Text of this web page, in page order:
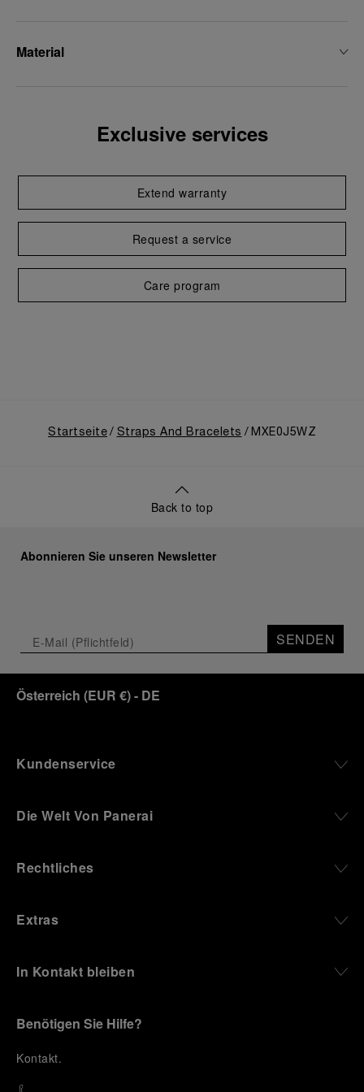
Material
Exclusive services
Extend warranty
Request a service
Care program
Startseite Straps And Bracelets MXE0J5WZ
Back to top
Abonnieren Sie unseren Newsletter
SENDEN
Österreich (EUR €)- DE
Kundenservice
Die Welt Von Panerai
Rechtliches
Extras
In Kontakt bleiben
Benötigen Sie Hilfe?
Kontakt.